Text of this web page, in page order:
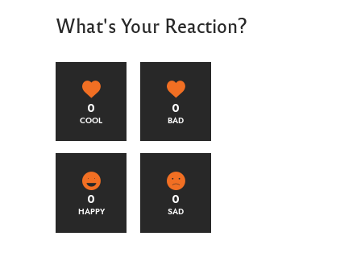
What's Your Reaction?
0
COOL
0
BAD
0
HAPPY
0
SAD